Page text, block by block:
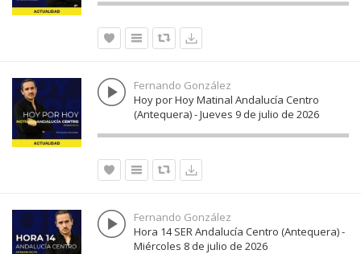
Fernando González
Hoy por Hoy Matinal Andalucía Centro
(Antequera) - Jueves 9 de julio de 2026
Fernando González
Hora 14 SER Andalucía Centro (Antequera) -
Miércoles 8 de julio de 2026